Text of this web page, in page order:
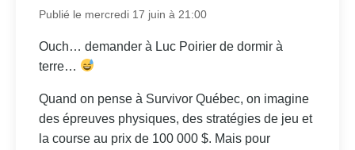
Publié le mercredi 17 juin à 21:00
Ouch… demander à Luc Poirier de dormir à
terre…
Quand on pense à Survivor Québec, on imagine
des épreuves physiques, des stratégies de jeu et
la course au prix de 100 000 $. Mais pour